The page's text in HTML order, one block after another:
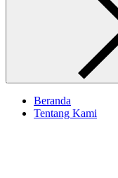
Beranda
Tentang Kami